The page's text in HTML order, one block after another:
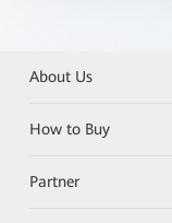
About Us
How to Buy
Partner